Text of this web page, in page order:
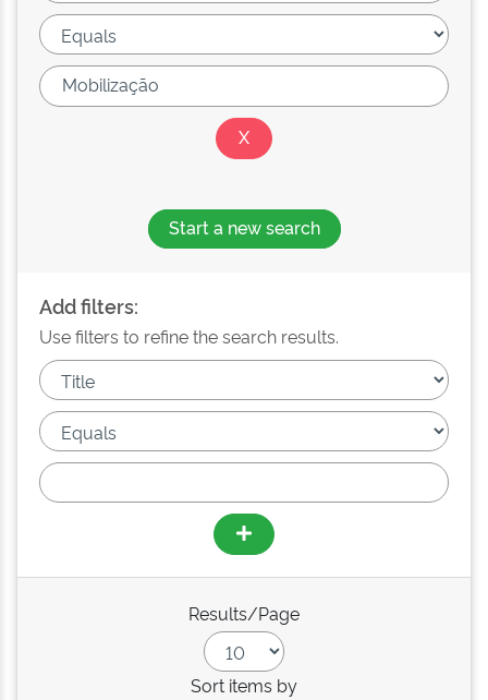
Start a new search
Add filters:
Use filters to refine the search results.
Results/Page
Sort items by